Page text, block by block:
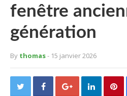
fenêtre
génération
By thomas- 15 janvier 2026